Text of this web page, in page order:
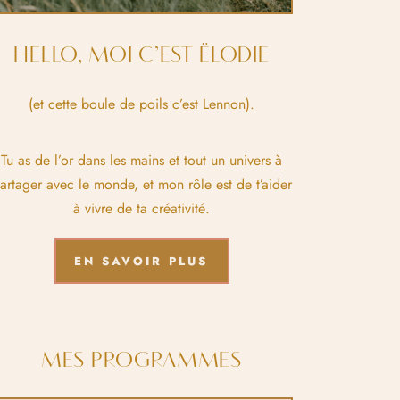
HELLO, MOI C’EST ËLODIE
(et cette boule de poils c’est Lennon).
Tu as de l’or dans les mains et tout un univers à
avec le monde, et mon rôle est de t’aider
à vivre de ta créativité.
EN SAVOIR PLUS
MES PROGRAMMES